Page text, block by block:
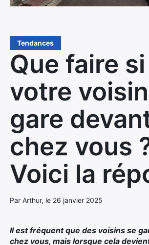
Tendances
Que faire si
votre
gare
chez vous
Voici la
Par Arthur, le 26 janvier 2025
Il est fréquent que des voisins se
chez vous, mais lorsque cela